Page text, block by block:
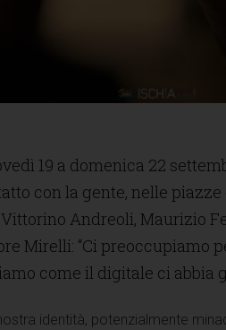
19 a domenica 22
con la gente, nelle
Andreoli, Maurizio
Mirelli: “Ci preoccupiamo
come il digitale ci abbia
identità, potenzialmente